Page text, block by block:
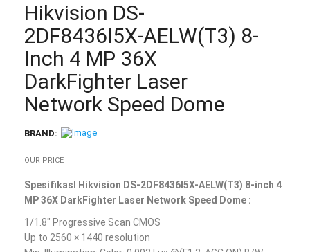
Hikvision DS-
2DF8436I5X-AELW(T3) 8-
Inch 4 MP 36X
DarkFighter Laser
Network Speed Dome
BRAND:
OUR PRICE
SpesifikasI Hikvision DS-2DF8436I5X-AELW(T3) 8-inch 4
MP 36X DarkFighter Laser Network Speed Dome :
1/1.8″ Progressive Scan CMOS
Up to 2560 × 1440 resolution